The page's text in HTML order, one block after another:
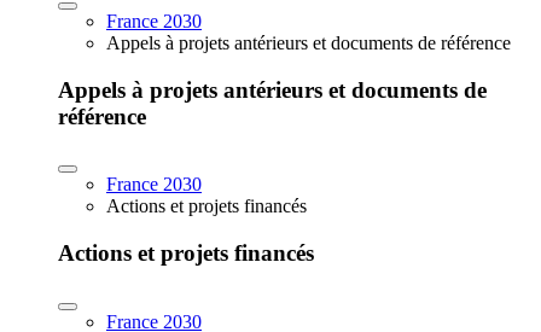
France 2030
Appels à projets antérieurs et documents de référence
Appels à projets antérieurs et documents de
référence
France 2030
Actions et projets financés
Actions et projets financés
France 2030